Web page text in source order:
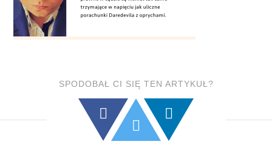
SPODOBAŁ CI SIĘ TEN ARTYKUŁ?